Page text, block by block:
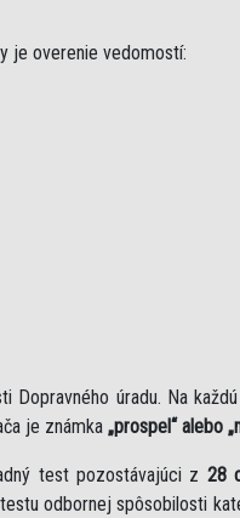
je overenie vedomostí:
Dopravného úradu. Na
je známka „prospel“ alebo
test pozostávajúci z 28
odbornej spôsobilosti